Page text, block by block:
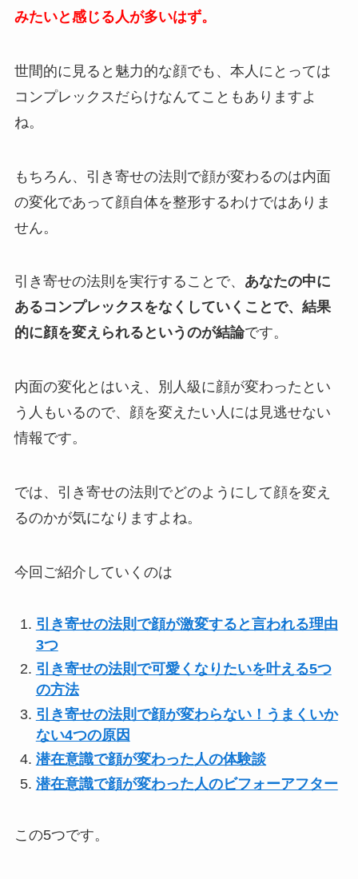
みたいと感じる人が多いはず。
世間的に見ると魅力的な顔でも、本人にとっては
コンプレックスだらけなんてこともありますよ
ね。
もちろん、引き寄せの法則で顔が変わるのは内面
の変化であって顔自体を整形するわけではありま
せん。
引き寄せの法則を実行することで、 あなたの中に
あるコンプレックスをなくしていくことで、結果
的に顔を変えられるというのが結論です。
内面の変化とはいえ、別人級に顔が変わったとい
う人もいるので、顔を変えたい人には見逃せない
情報です。
では、引き寄せの法則でどのようにして顔を変え
るのかが気になりますよね。
今回ご紹介していくのは
引き寄せの法則で顔が激変すると言われる理由
3つ
引き寄せの法則で可愛くなりたいを叶える5つ
の方法
引き寄せの法則で顔が変わらない！うまくいか
ない4つの原因
潜在意識で顔が変わった人の体験談
潜在意識で顔が変わった人のビフォーアフター
この5つです。